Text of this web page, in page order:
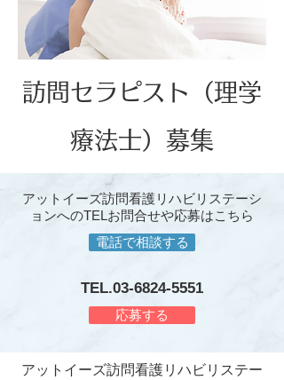
​訪問セラピスト（理学
療法士）募集
アットイーズ訪問看護リハビリステーシ
ョンへのTELお問合せや応募はこちら
電話で相談する
TEL.03-6824-5551
応募する
アットイーズ訪問看護リハビリステー